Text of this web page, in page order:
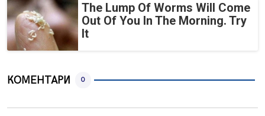
The Lump Of Worms Will Come
Out Of You In The Morning. Try
It
КОМЕНТАРИ 0